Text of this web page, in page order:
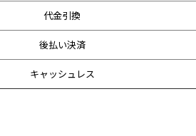
代金引換
後払い決済
キャッシュレス